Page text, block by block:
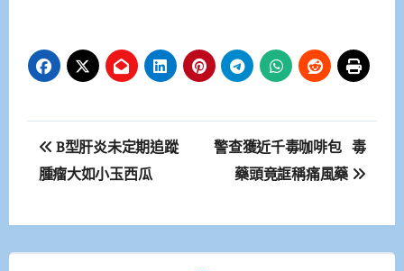
文
章
覽
B型肝炎未定期追蹤
腫瘤大如小玉西瓜
警查獲近千毒咖啡包 毒
藥頭竟誆稱痛風藥